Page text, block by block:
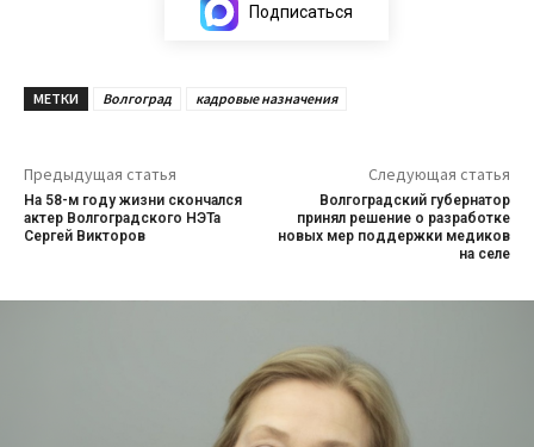
Подписаться
МЕТКИ Волгоград кадровые назначения
Предыдущая статья
На 58-м году жизни скончался
актер Волгоградского НЭТа
Сергей Викторов
Следующая статья
Волгоградский губернатор
принял решение о разработке
новых мер поддержки медиков
на селе